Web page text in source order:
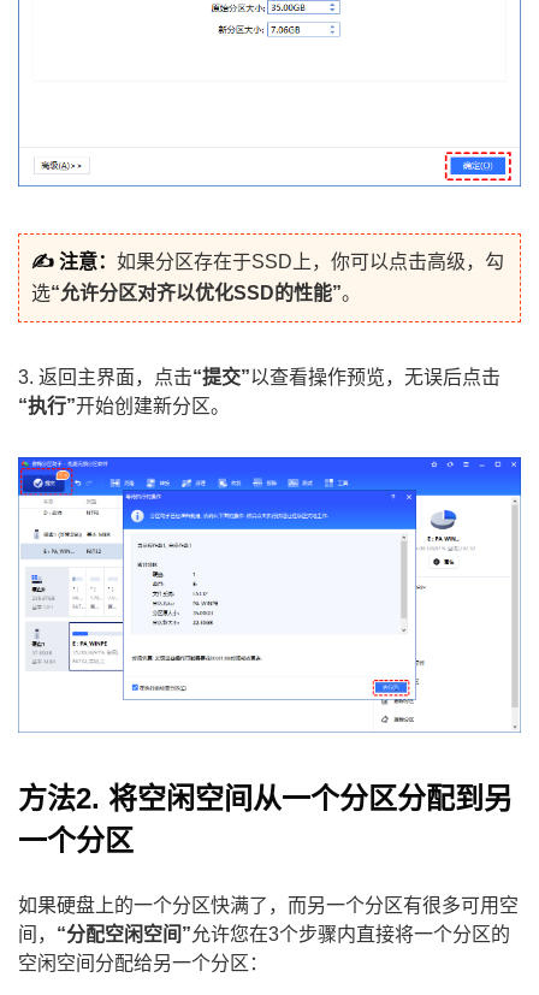
✍ 注意： 如果分区存在于SSD上，你可以点击高级，勾
选“允许分区对齐以优化SSD的性能”。
3. 返回主界面，点击“提交”以查看操作预览，无误后点击
“执行”开始创建新分区。
方法2. 将空闲空间从一个分区分配到另
一个分区
如果硬盘上的一个分区快满了，而另一个分区有很多可用空
间， “分配空闲空间”允许您在3个步骤内直接将一个分区的
空闲空间分配给另一个分区：